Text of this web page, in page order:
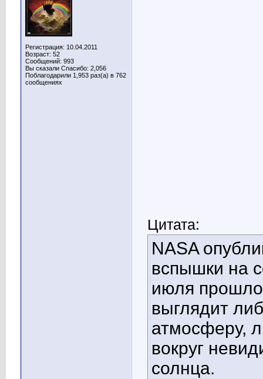
Регистрация: 10.04.2011
Возраст: 52
Сообщений: 993
Вы сказали Спасибо: 2,056
Поблагодарили 1,953 раз(а) в 762
сообщениях
Цитата:
NASA
вспышки на
июля
выглядит
атмосферу,
вокруг
солнца.